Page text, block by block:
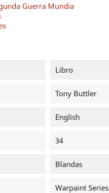
Guerra Mundia
Libro
Tony Buttler
English
34
Blandas
Warpaint Series